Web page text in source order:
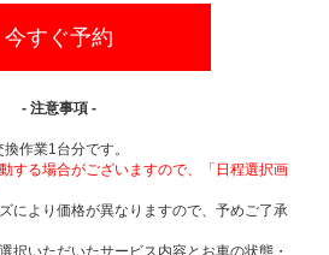
今すぐ予約
- 注意事項 -
作業1台分です。
する場合がございますので、「日程選択画
により価格が異なりますので、予めご了承
択いただいたサービス内容とお車の状態・